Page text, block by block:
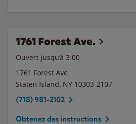
1761 Forest Ave.
Ouvert jusqu’à 3:00
1761 Forest Ave.
Staten Island, NY 10303-2107
(718) 981-2102
Obtenez des instructions